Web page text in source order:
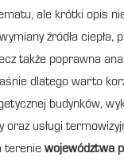
ale krótki opis
źródła ciepła,
także poprawna
dlatego warto
budynków,
usługi
terenie województwa